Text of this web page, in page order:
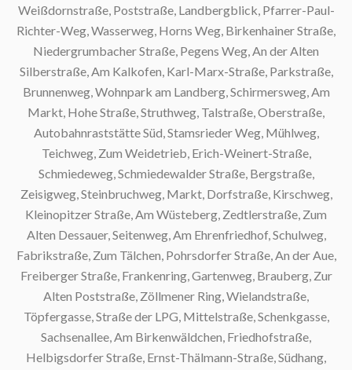
Weißdornstraße, Poststraße, Landbergblick, Pfarrer-Paul-
Richter-Weg, Wasserweg, Horns Weg, Birkenhainer Straße,
Niedergrumbacher Straße, Pegens Weg, An der Alten
Silberstraße, Am Kalkofen, Karl-Marx-Straße, Parkstraße,
Brunnenweg, Wohnpark am Landberg, Schirmersweg, Am
Markt, Hohe Straße, Struthweg, Talstraße, Oberstraße,
Autobahnraststätte Süd, Stamsrieder Weg, Mühlweg,
Teichweg, Zum Weidetrieb, Erich-Weinert-Straße,
Schmiedeweg, Schmiedewalder Straße, Bergstraße,
Zeisigweg, Steinbruchweg, Markt, Dorfstraße, Kirschweg,
Kleinopitzer Straße, Am Wüsteberg, Zedtlerstraße, Zum
Alten Dessauer, Seitenweg, Am Ehrenfriedhof, Schulweg,
Fabrikstraße, Zum Tälchen, Pohrsdorfer Straße, An der Aue,
Freiberger Straße, Frankenring, Gartenweg, Brauberg, Zur
Alten Poststraße, Zöllmener Ring, Wielandstraße,
Töpfergasse, Straße der LPG, Mittelstraße, Schenkgasse,
Sachsenallee, Am Birkenwäldchen, Friedhofstraße,
Helbigsdorfer Straße, Ernst-Thälmann-Straße, Südhang,